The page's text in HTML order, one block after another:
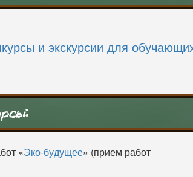
и экскурсии для
«Эко-будущее» (прием работ